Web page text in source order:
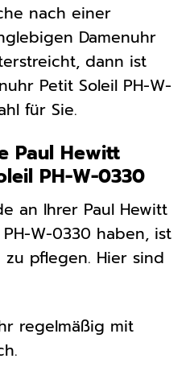
nach einer
Damenuhr
dann ist
Petit Soleil PH-W-
für Sie.
Paul Hewitt
PH-W-0330
an Ihrer Paul Hewitt
W-0330 haben, ist
pflegen. Hier sind
regelmäßig mit